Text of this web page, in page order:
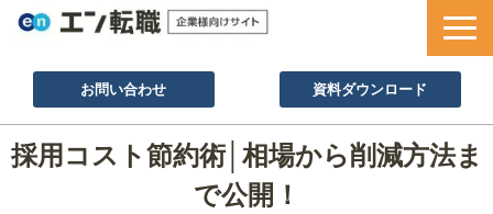
お問い合わせ 資料ダウンロード
サービス一覧
採用ノウハウ
採用コスト節約術│相場から削減方法ま
で公開！